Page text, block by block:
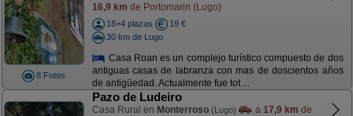
8 Fotos
16,9 km de Portomarin (Lugo)
18+4 plazas
19 €
30 km de Lugo
Casa Roan es un complejo turístico compuesto de dos
antiguas casas de labranza con mas de doscientos años
de antigüedad. Actualmente fue tot ...
Pazo de Ludeiro
Casa Rural en Monterroso (Lugo) a 17,9 km de